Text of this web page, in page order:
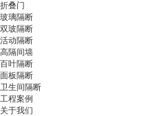
折叠门
玻璃隔断
双玻隔断
活动隔断
高隔间墙
百叶隔断
面板隔断
卫生间隔断
工程案例
关于我们